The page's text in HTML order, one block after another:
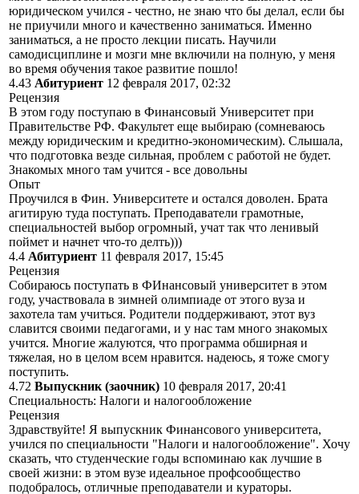
юридическом учился - честно, не знаю что бы делал, если бы
не приучили много и качественно заниматься. Именно
заниматься, а не просто лекции писать. Научили
самодисциплине и мозги мне включили на полную, у меня
во время обучения такое развитие пошло!
4.43 Абитуриент 12 февраля 2017, 02:32
Рецензия
В этом году поступаю в Финансовый Университет при
Правительстве РФ. Факультет еще выбираю (сомневаюсь
между юридическим и кредитно-экономическим). Слышала,
что подготовка везде сильная, проблем с работой не будет.
Знакомых много там учится - все довольны
Опыт
Проучился в Фин. Университете и остался доволен. Брата
агитирую туда поступать. Преподаватели грамотные,
специальностей выбор огромный, учат так что ленивый
поймет и начнет что-то делть)))
4.4 Абитуриент 11 февраля 2017, 15:45
Рецензия
Собираюсь поступать в ФИнансовый университет в этом
году, участвовала в зимней олимпиаде от этого вуза и
захотела там учиться. Родители поддерживают, этот вуз
славится своими педагогами, и у нас там много знакомых
учится. Многие жалуются, что программа обширная и
тяжелая, но в целом всем нравится. надеюсь, я тоже смогу
поступить.
4.72 Выпускник (заочник) 10 февраля 2017, 20:41
Специальность: Налоги и налогообложение
Рецензия
Здравствуйте! Я выпускник Финансового университета,
учился по специальности "Налоги и налогообложение". Хочу
сказать, что студенческие годы вспоминаю как лучшие в
своей жизни: в этом вузе идеальное профсообщество
подобралось, отличные преподаватели и кураторы.